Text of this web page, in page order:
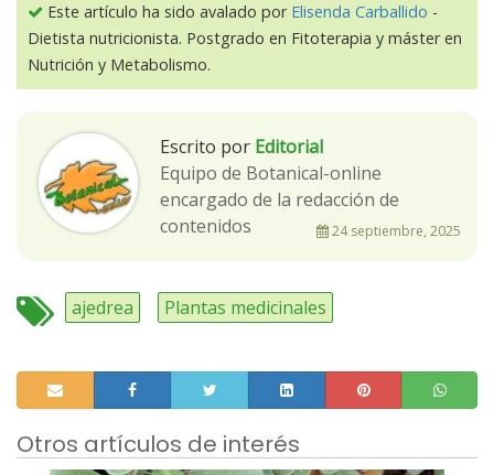
Este artículo ha sido avalado por Elisenda Carballido -
Dietista nutricionista. Postgrado en Fitoterapia y máster en
Nutrición y Metabolismo.
Escrito por Editorial
Equipo de Botanical-online
encargado de la redacción de
contenidos
24 septiembre, 2025
ajedrea Plantas medicinales
Otros artículos de interés